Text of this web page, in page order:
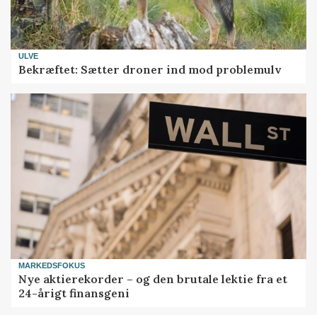
ULVE
Bekræftet: Sætter droner ind mod problemulv
MARKEDSFOKUS
Nye aktierekorder – og den brutale lektie fra et
24-årigt finansgeni